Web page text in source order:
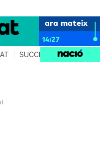
ara mateix
14:27
SUCCESSOS